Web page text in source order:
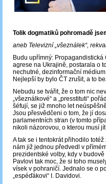
Tolik dogmatiků pohromadě
aneb Televizní „všeználek“,
Budu upřímný:
agrese na Ukrajině, postarala o
nechutné, dezinformační
Nejlepší by bylo ČT zrušit, a to
Nebudu se tvářit, že o tom nic
„všeználkové“ a „presstituti“
šéfují, se již mnoho let
Jsou přesvědčeni o tom, že jí
parlamentních stran (v tomto
nikoli názorovou, o kterou musí
A tak se i tentokrát přihodilo
nám již jednou předvedl v
prezidentské volby, kdy v
Pavlovi tak moc, že si toho
vísek v pohraničí. Jednalo se o
„espéďákovi“ I. Davidovi.